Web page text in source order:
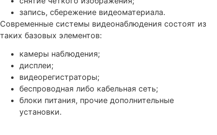
запись, сбережение видеоматериала.
Современные системы видеонаблюдения состоят из
таких базовых элементов:
камеры наблюдения;
дисплеи;
видеорегистраторы;
беспроводная либо кабельная сеть;
блоки питания, прочие дополнительные
установки.